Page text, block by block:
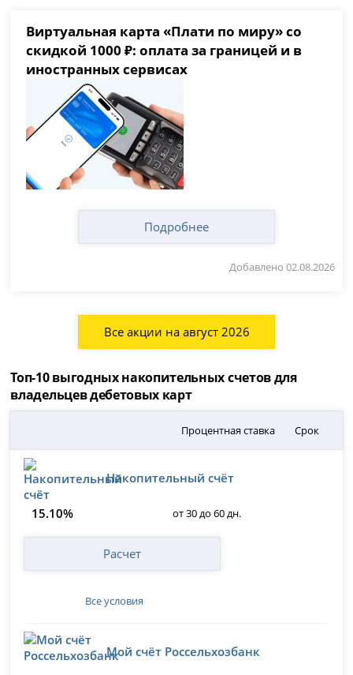
Виртуальная карта «Плати по миру» со
скидкой 1000 ₽: оплата за границей и в
иностранных сервисах
Подробнее
Добавлено 02.08.2026
Все акции на август 2026
Топ-10 выгодных накопительных счетов для
владельцев дебетовых карт
Процентная ставка Срок
Накопительный счёт
15.10% от 30 до 60 дн.
Расчет
Все условия
Мой счёт Россельхозбанк